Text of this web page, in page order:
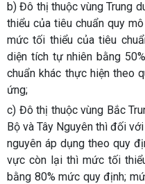
b) Đô thị thuộc vùng Trung
thiểu của tiêu chuẩn quy
mức tối thiểu của tiêu
diện tích tự nhiên bằng
chuẩn khác thực hiện theo
ứng;
c) Đô thị thuộc vùng Bắc
Bộ và Tây Nguyên thì đối
nguyên áp dụng theo quy
vực còn lại thì mức tối
bằng 80% mức quy định;